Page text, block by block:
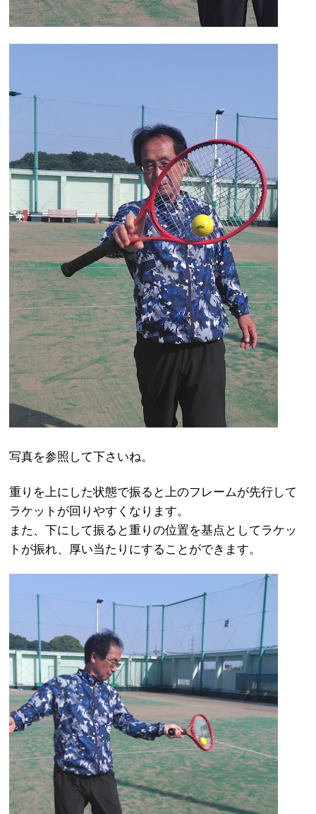
写真を参照して下さいね。
重りを上にした状態で振ると上のフレームが先行して
ラケットが回りやすくなります。
また、下にして振ると重りの位置を基点としてラケッ
トが振れ、厚い当たりにすることができます。